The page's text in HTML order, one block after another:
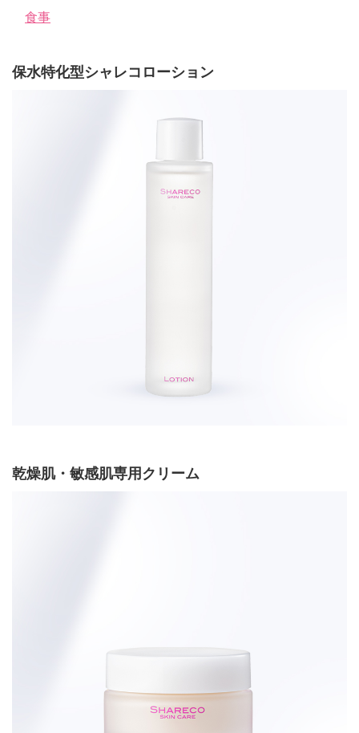
食事
保水特化型シャレコローション
乾燥肌・敏感肌専用クリーム